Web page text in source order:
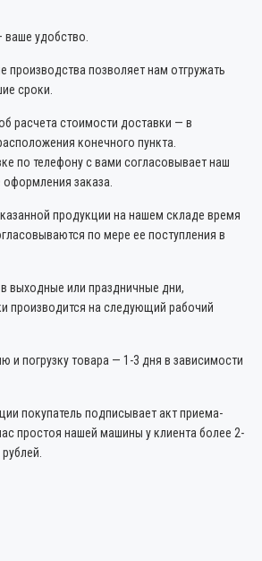
удобство.
производства позволяет нам отгружать
сроки.
расчета стоимости доставки — в
конечного пункта.
по телефону с вами согласовывает наш
заказа.
продукции на нашем складе время
по мере ее поступления в
выходные или праздничные дни,
производится на следующий рабочий
и погрузку товара — 1-3 дня в зависимости
покупатель подписывает акт приема-
простоя нашей машины у клиента более 2-